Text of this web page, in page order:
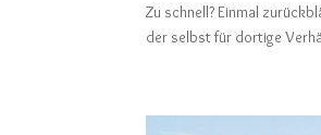
Zu schnell? Einmal
der selbst für dortige